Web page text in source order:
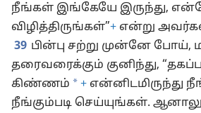
நீங்கள் இங்கேயே இருந்து,
விழித்திருங்கள்”+ என்று
39 பின்பு சற்று முன்னே போய்,
தரைவரைக்கும் குனிந்து,
கிண்ணம் * + என்னிடமிருந்து
நீங்கும்படி செய்யுங்கள்.